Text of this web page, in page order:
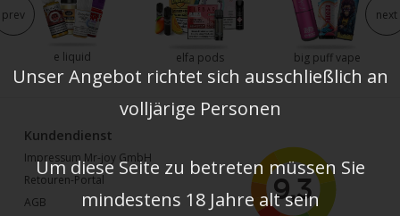
e liquid elfa pods big puff vape
prev next
Kundendienst
Impressum Mr-joy GmbH
Retouren-Portal
AGB
Unser Angebot richtet sich ausschließlich an
volljärige Personen
Um diese Seite zu betreten müssen Sie
mindestens 18 Jahre alt sein